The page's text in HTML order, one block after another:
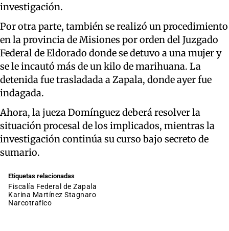
investigación.
Por otra parte, también se realizó un procedimiento
en la provincia de Misiones por orden del Juzgado
Federal de Eldorado donde se detuvo a una mujer y
se le incautó más de un kilo de marihuana. La
detenida fue trasladada a Zapala, donde ayer fue
indagada.
Ahora, la jueza Domínguez deberá resolver la
situación procesal de los implicados, mientras la
investigación continúa su curso bajo secreto de
sumario.
Etiquetas relacionadas
Fiscalía Federal de Zapala
Karina Martínez Stagnaro
narcotrafico